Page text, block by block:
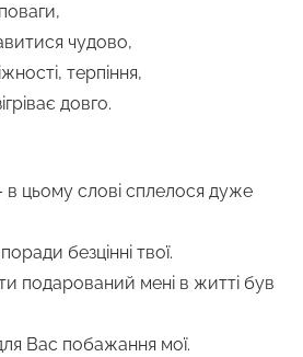
чудово,
терпіння,
довго.
цьому слові сплелося дуже
безцінні твої.
подарований мені в житті був
Вас побажання мої.